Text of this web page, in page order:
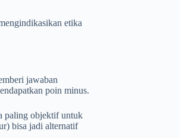
etika
jawaban
poin minus.
paling objektif untuk
bisa jadi alternatif